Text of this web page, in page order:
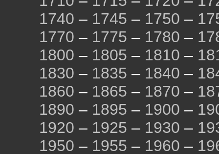
1740 – 1745 – 1750 –
1770 – 1775 – 1780 –
1800 – 1805 – 1810 –
1830 – 1835 – 1840 –
1860 – 1865 – 1870 –
1890 – 1895 – 1900 –
1920 – 1925 – 1930 –
1950 – 1955 – 1960 –